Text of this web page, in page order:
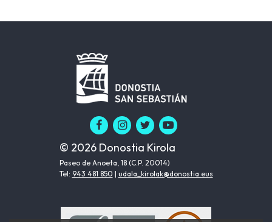
© 2026 Donostia Kirola
Paseo de Anoeta, 18 (C.P. 20014)
Tel: 943 481 850 | udala_kirolak@donostia.eus